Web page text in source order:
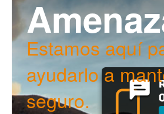
Estamos aquí
ayudarlo a
seguro.